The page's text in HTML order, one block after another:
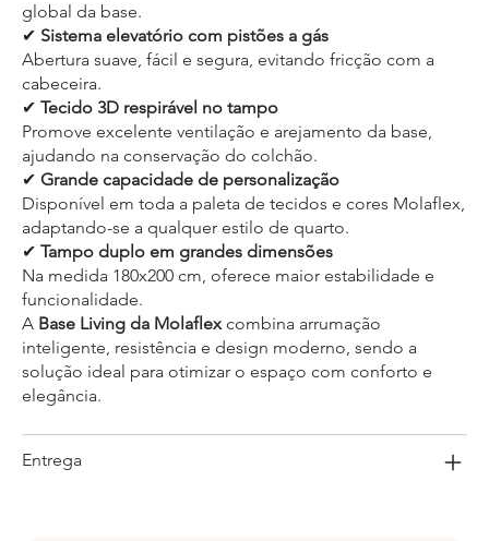
global da base.
✔ Sistema elevatório com pistões a gás
Abertura suave, fácil e segura, evitando fricção com a
cabeceira.
✔ Tecido 3D respirável no tampo
Promove excelente ventilação e arejamento da base,
ajudando na conservação do colchão.
✔ Grande capacidade de personalização
Disponível em toda a paleta de tecidos e cores Molaflex,
adaptando-se a qualquer estilo de quarto.
✔ Tampo duplo em grandes dimensões
Na medida 180x200 cm, oferece maior estabilidade e
funcionalidade.
A Base Living da Molaflexcombina arrumação
inteligente, resistência e design moderno, sendo a
solução ideal para otimizar o espaço com conforto e
elegância.
Entrega